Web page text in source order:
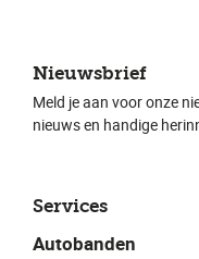
Services
Autobanden
Nieuwsbrief
Meld je aan voor onze
nieuws en handige